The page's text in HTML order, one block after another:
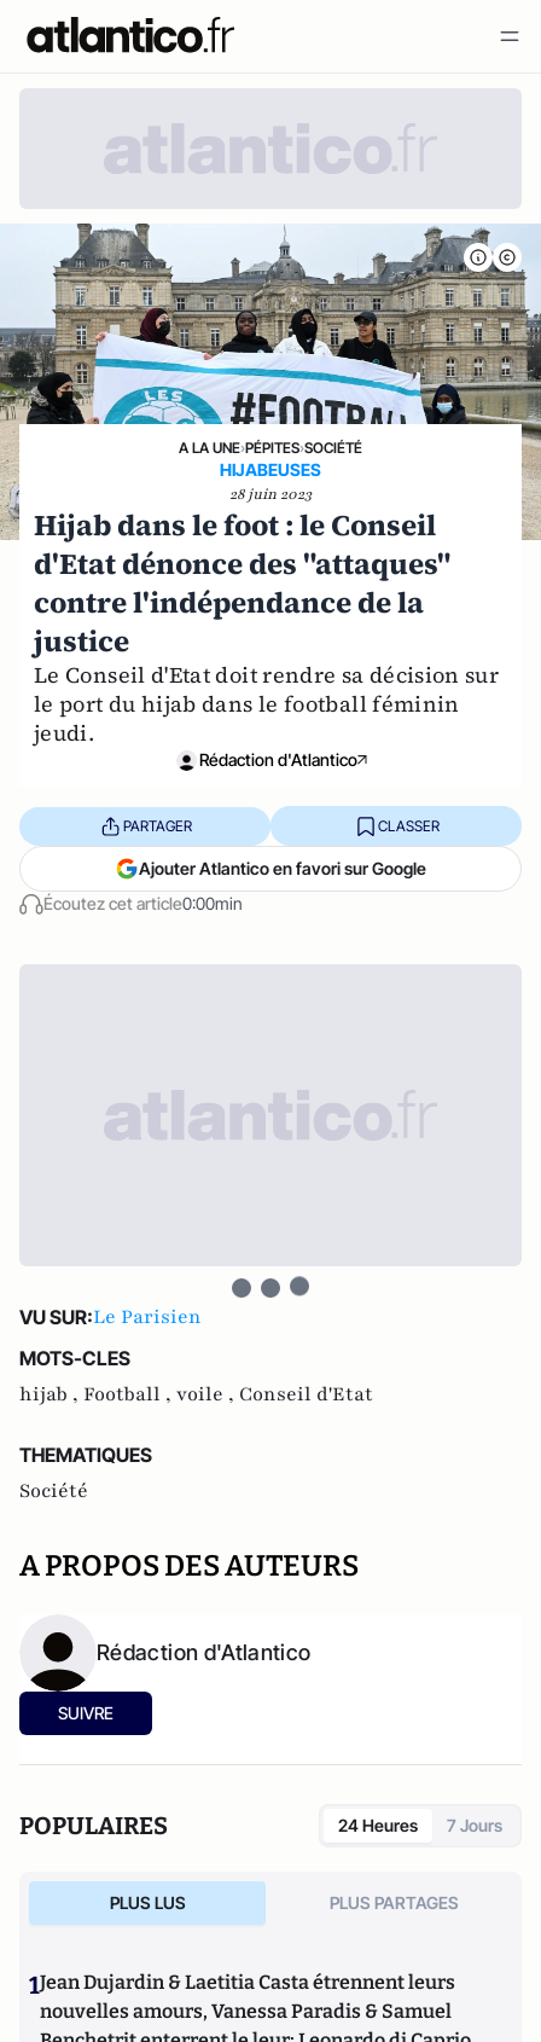
A LA UNE›PÉPITES›SOCIÉTÉ
HIJABEUSES
28 juin 2023
Hijab dans le foot : le Conseil
d'Etat dénonce des "attaques"
contre l'indépendance de la
justice
Le Conseil d'Etat doit rendre sa décision sur
le port du hijab dans le football féminin
jeudi.
Rédaction d'Atlantico
Écoutez cet article0:00min
PARTAGER CLASSER
Ajouter Atlantico en favori sur Google
VU SUR:Le Parisien
MOTS-CLES
hijab , Football , voile , Conseil d'Etat
THEMATIQUES
Société
A PROPOS DES AUTEURS
Rédaction d'Atlantico
SUIVRE
POPULAIRES 24 Heures 7 Jours
PLUS LUS PLUS PARTAGES
1Jean Dujardin & Laetitia Casta étrennent leurs
nouvelles amours, Vanessa Paradis & Samuel